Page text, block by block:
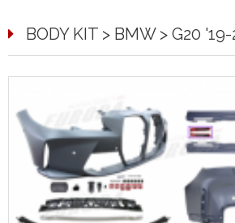
BODY KIT > BMW > G20 '19-